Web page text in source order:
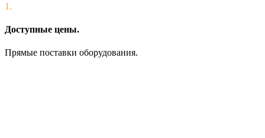
1.
Доступные цены.
Прямые поставки оборудования.